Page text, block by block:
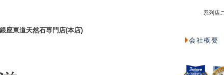
座東道天然石専門店(本店)
系列店
会社概要